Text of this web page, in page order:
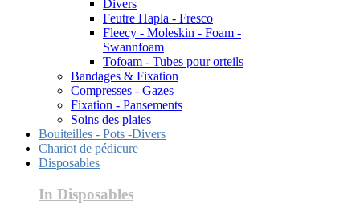
Divers
Feutre Hapla - Fresco
Fleecy - Moleskin - Foam -
Swannfoam
Tofoam - Tubes pour orteils
Bandages & Fixation
Compresses - Gazes
Fixation - Pansements
Soins des plaies
Bouiteilles - Pots -Divers
Chariot de pédicure
Disposables
In Disposables